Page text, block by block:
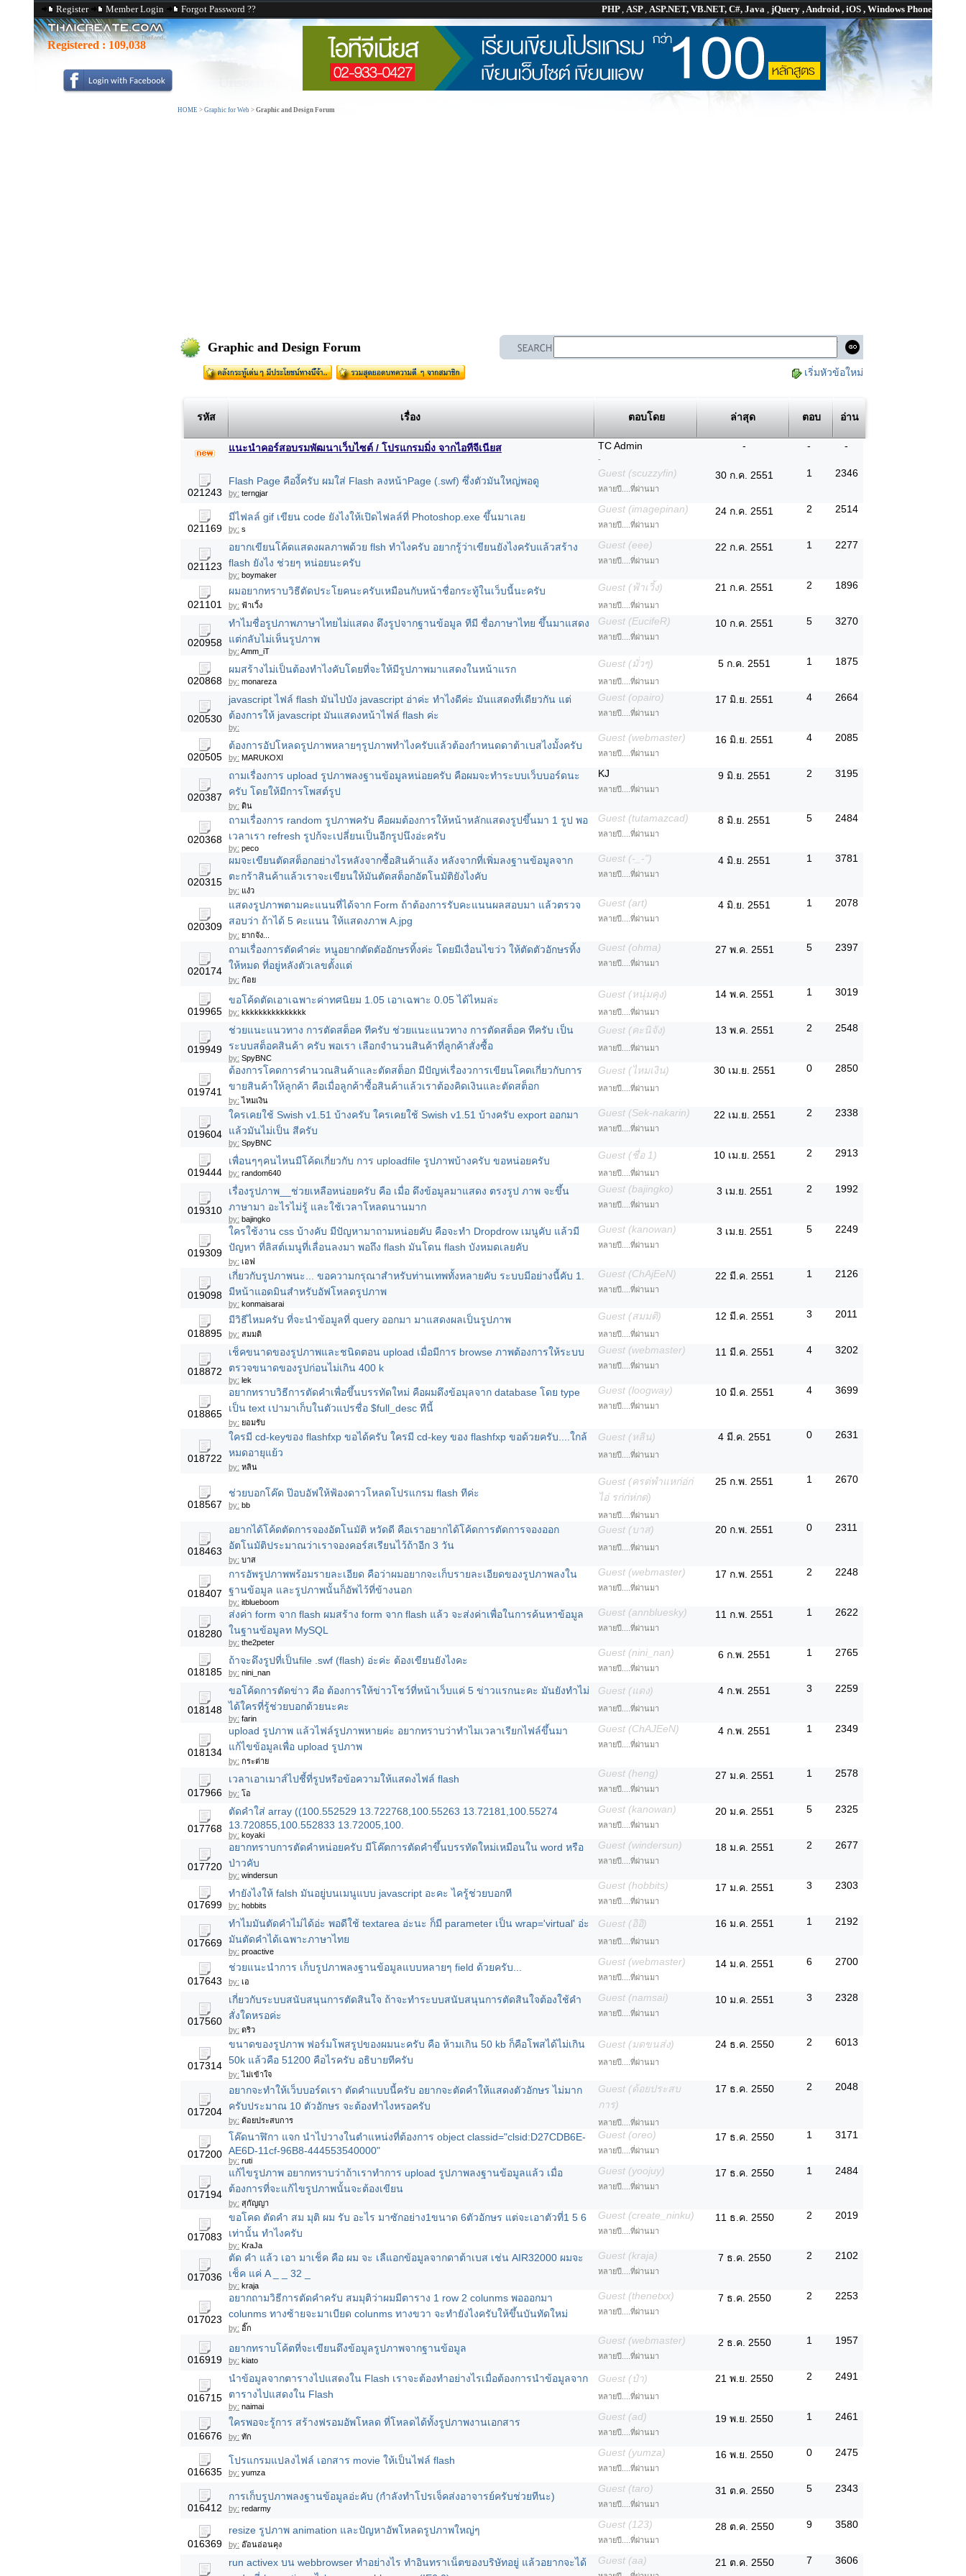
Register Member Login Forgot Password ?? PHP, ASP, ASP.NET, VB.NET, C#, Java , jQuery , Android , iOS , Windows Phone
Registered : 109,038
HOME > Graphic for Web > Graphic and Design Forum
Graphic and Design Forum
เริ่มหัวข้อใหม่
รหัส เรื่อง ตอบโดย ล่าสุด ตอบ อ่าน
แนะนำคอร์สอบรมพัฒนาเว็บไซต์ / โปรแกรมมิ่ง จากไอทีจีเนียส TC Admin
-
- - -
021243
Flash Page คืองี้ครับ ผมใส่ Flash ลงหน้าPage (.swf) ซึ่งตัวมันใหญ่พอดู
by: terngjar
Guest (scuzzyfin)
หลายปี....ที่ผ่านมา
30 ก.ค. 2551 1 2346
021169
มีไฟลล์ gif เขียน code ยังไงให้เปิดไฟลล์ที่ Photoshop.exe ขึ้นมาเลย
by: s
Guest (imagepinan)
หลายปี....ที่ผ่านมา
24 ก.ค. 2551 2 2514
021123
อยากเขียนโค้ดแสดงผลภาพด้วย flsh ทำไงครับ อยากรู้ว่าเขียนยังไงครับแล้วสร้าง
flash ยังไง ช่วยๆ หน่อยนะครับ
by: boymaker
Guest (eee)
หลายปี....ที่ผ่านมา
22 ก.ค. 2551 1 2277
021101
ผมอยากทราบวิธีตัดประโยคนะครับเหมือนกับหน้าชื่อกระทู้ในเว็บนี้นะครับ
by: ฟ้าเวิ้ง
Guest (ฟ้าเวิ้ง)
หลายปี....ที่ผ่านมา
21 ก.ค. 2551 2 1896
020958
ทำไมชื่อรูปภาพภาษาไทยไม่แสดง ดึงรูปจากฐานข้อมูล ทีมี ชื่อภาษาไทย ขึ้นมาแสดง
แต่กลับไม่เห็นรูปภาพ
by: Amm_iT
Guest (EucifeR)
หลายปี....ที่ผ่านมา
10 ก.ค. 2551 5 3270
020868
ผมสร้างไม่เป็นต้องทำไงคับโดยที่จะให้มีรูปภาพมาแสดงในหน้าแรก
by: monareza
Guest (มั่วๆ)
หลายปี....ที่ผ่านมา
5 ก.ค. 2551 1 1875
020530
javascript ไฟล์ flash มันไปบัง javascript อ่าค่ะ ทำไงดีค่ะ มันแสดงที่เดียวกัน แต่
ต้องการให้ javascript มันแสดงหน้าไฟล์ flash ค่ะ
by:
Guest (opairo)
หลายปี....ที่ผ่านมา
17 มิ.ย. 2551 4 2664
020505
ต้องการอัปโหลดรูปภาพหลายๆรูปภาพทำไงครับแล้วต้องกำหนดดาต้าเบสไงมั้งครับ
by: MARUKOXI
Guest (webmaster)
หลายปี....ที่ผ่านมา
16 มิ.ย. 2551 4 2085
020387
ถามเรื่องการ upload รูปภาพลงฐานข้อมูลหน่อยครับ คือผมจะทำระบบเว็บบอร์ดนะ
ครับ โดยให้มีการโพสต์รูป
by: ดิน
KJ
หลายปี....ที่ผ่านมา
9 มิ.ย. 2551 2 3195
020368
ถามเรื่องการ random รูปภาพครับ คือผมต้องการให้หน้าหลักแสดงรูปขึ้นมา 1 รูป พอ
เวลาเรา refresh รูปก้จะเปลี่ยนเป็นอีกรูปนึงอ่ะครับ
by: peco
Guest (tutamazcad)
หลายปี....ที่ผ่านมา
8 มิ.ย. 2551 5 2484
020315
ผมจะเขียนตัดสต็อกอย่างไรหลังจากซื้อสินค้าแล้ง หลังจากที่เพิ่มลงฐานข้อมูลจาก
ตะกร้าสินค้าแล้วเราจะเขียนให้มันตัดสต็อกอัตโนมัติยังไงคับ
by: แง๋ว
Guest (-_-")
หลายปี....ที่ผ่านมา
4 มิ.ย. 2551 1 3781
020309
แสดงรูปภาพตามคะแนนที่ได้จาก Form ถ้าต้องการรับคะแนนผลสอบมา แล้วตรวจ
สอบว่า ถ้าได้ 5 คะแนน ให้แสดงภาพ A.jpg
by: ยากจัง...
Guest (art)
หลายปี....ที่ผ่านมา
4 มิ.ย. 2551 1 2078
020174
ถามเรื่องการตัดคำค่ะ หนูอยากตัดตัออักษรทิ้งค่ะ โดยมีเงื่อนไขว่ว ให้ตัดตัวอักษรทิ้ง
ให้หมด ที่อยู่หลังตัวเลขตั้งแต่
by: ก้อย
Guest (ohma)
หลายปี....ที่ผ่านมา
27 พ.ค. 2551 5 2397
019965
ขอโค้ดตัดเอาเฉพาะค่าทศนิยม 1.05 เอาเฉพาะ 0.05 ได้ไหมล่ะ
by: kkkkkkkkkkkkkkk
Guest (หนุ่มคุง)
หลายปี....ที่ผ่านมา
14 พ.ค. 2551 1 3019
019949
ช่วยแนะแนวทาง การตัดสต็อค ทีครับ ช่วยแนะแนวทาง การตัดสต็อค ทีครับ เป็น
ระบบสต็อคสินค้า ครับ พอเรา เลือกจำนวนสินค้าที่ลูกค้าสั่งซื้อ
by: SpyBNC
Guest (คะนิจัง)
หลายปี....ที่ผ่านมา
13 พ.ค. 2551 2 2548
019741
ต้องการโคดการคำนวณสินค้าและตัดสต็อก มีปัญห่เรื่องวการเขียนโคดเกี่ยวกับการ
ขายสินค้าให้ลูกค้า คือเมื่อลูกค้าซื้อสินค้าแล้วเราต้องคิดเงินและตัดสต็อก
by: ไหมเงิน
Guest (ไหมเงิน)
หลายปี....ที่ผ่านมา
30 เม.ย. 2551 0 2850
019604
ใครเคยใช้ Swish v1.51 บ้างครับ ใครเคยใช้ Swish v1.51 บ้างครับ export ออกมา
แล้วมันไม่เป็น สีครับ
by: SpyBNC
Guest (Sek-nakarin)
หลายปี....ที่ผ่านมา
22 เม.ย. 2551 2 2338
019444
เพื่อนๆๆคนไหนมีโค้ดเกี่ยวกับ การ uploadfile รูปภาพบ้างครับ ขอหน่อยครับ
by: random640
Guest (ชื่อ 1)
หลายปี....ที่ผ่านมา
10 เม.ย. 2551 2 2913
019310
เรื่องรูปภาพ__ช่วยเหลือหน่อยครับ คือ เมื่อ ดึงข้อมูลมาแสดง ตรงรูป ภาพ จะขึ้น
ภาษามา อะไรไม่รู้ และใช้เวลาโหลดนานมาก
by: bajingko
Guest (bajingko)
หลายปี....ที่ผ่านมา
3 เม.ย. 2551 2 1992
019309
ใครใช้งาน css บ้างคับ มีปัญหามาถามหน่อยคับ คือจะทำ Dropdrow เมนูคับ แล้วมี
ปัญหา ที่ลิสต์เมนูที่เลื่อนลงมา พอถึง flash มันโดน flash บังหมดเลยคับ
by: เอฟ
Guest (kanowan)
หลายปี....ที่ผ่านมา
3 เม.ย. 2551 5 2249
019098
เกี่ยวกับรูปภาพนะ... ขอความกรุณาสำหรับท่านเทพทั้งหลายคับ ระบบมีอย่างนี้คับ 1.
มีหน้าแอดมินสำหรับอัฟโหลดรูปภาพ
by: konmaisarai
Guest (ChAjEeN)
หลายปี....ที่ผ่านมา
22 มี.ค. 2551 1 2126
018895
มีวิธีไหมครับ ที่จะนำข้อมูลที่ query ออกมา มาแสดงผลเป็นรูปภาพ
by: สมมติ
Guest (สมมติ)
หลายปี....ที่ผ่านมา
12 มี.ค. 2551 3 2011
018872
เช็คขนาดของรูปภาพและชนิดตอน upload เมื่อมีการ browse ภาพต้องการให้ระบบ
ตรวจขนาดของรูปก่อนไม่เกิน 400 k
by: lek
Guest (webmaster)
หลายปี....ที่ผ่านมา
11 มี.ค. 2551 4 3202
018865
อยากทราบวิธีการตัดคำเพื่อขึ้นบรรทัดใหม่ คือผมดึงข้อมุลจาก database โดย type
เป็น text เปามาเก็บในตัวแปรชื่อ $full_desc ทีนี้
by: ยอมรับ
Guest (loogway)
หลายปี....ที่ผ่านมา
10 มี.ค. 2551 4 3699
018722
ใครมี cd-keyของ flashfxp ขอได้ครับ ใครมี cd-key ของ flashfxp ขอด้วยครับ....ใกล้
หมดอายุแย้ว
by: หลิน
Guest (หลิน)
หลายปี....ที่ผ่านมา
4 มี.ค. 2551 0 2631
018567
ช่วยบอกโค๊ด ป๊อบอัฟให้ฟ้องดาวโหลดโปรแกรม flash ทีค่ะ
by: bb
Guest (ครด่พำแหก่อ่ก่
ไอ่ รก่ก่ห่กด่)
หลายปี....ที่ผ่านมา
25 ก.พ. 2551 1 2670
018463
อยากได้โค้ดตัดการจองอัตโนมัติ หวัดดี คือเราอยากได้โค้ดการตัดการจองออก
อัตโนมัติประมาณว่าเราจองคอร์สเรียนไว้ถ้าอีก 3 วัน
by: บาส
Guest (บาส)
หลายปี....ที่ผ่านมา
20 ก.พ. 2551 0 2311
018407
การอัพรูปภาพพร้อมรายละเอียด คือว่าผมอยากจะเก็บรายละเอียดของรูปภาพลงใน
ฐานข้อมูล และรูปภาพนั้นก็อัพไว้ที่ข้างนอก
by: itblueboom
Guest (webmaster)
หลายปี....ที่ผ่านมา
17 ก.พ. 2551 2 2248
018280
ส่งค่า form จาก flash ผมสร้าง form จาก flash แล้ว จะส่งค่าเพื่อในการค้นหาข้อมูล
ในฐานข้อมูลท MySQL
by: the2peter
Guest (annbluesky)
หลายปี....ที่ผ่านมา
11 ก.พ. 2551 1 2622
018185
ถ้าจะดึงรูปที่เป็นfile .swf (flash) อ่ะค่ะ ต้องเขียนยังไงคะ
by: nini_nan
Guest (nini_nan)
หลายปี....ที่ผ่านมา
6 ก.พ. 2551 1 2765
018148
ขอโค้ดการตัดข่าว คือ ต้องการให้ข่าวโชว์ที่หน้าเว็บแค่ 5 ข่าวแรกนะคะ มันยังทำไม่
ได้ใครที่รู้ช่วยบอกด้วยนะคะ
by: farin
Guest (แดง)
หลายปี....ที่ผ่านมา
4 ก.พ. 2551 3 2259
018134
upload รูปภาพ แล้วไฟล์รูปภาพหายค่ะ อยากทราบว่าทำไมเวลาเรียกไฟล์ขึ้นมา
แก้ไขข้อมูลเพื่อ upload รูปภาพ
by: กระต่าย
Guest (ChAJEeN)
หลายปี....ที่ผ่านมา
4 ก.พ. 2551 1 2349
017966
เวลาเอาเมาส์ไปชี้ที่รูปหรือข้อความให้แสดงไฟล์ flash
by: โอ
Guest (heng)
หลายปี....ที่ผ่านมา
27 ม.ค. 2551 1 2578
017768
ตัดคำใส่ array ((100.552529 13.722768,100.55263 13.72181,100.55274
13.720855,100.552833 13.72005,100.
by: koyaki
Guest (kanowan)
หลายปี....ที่ผ่านมา
20 ม.ค. 2551 5 2325
017720
อยากทราบการตัดคำหน่อยครับ มีโค๊ตการตัดคำขึ้นบรรทัดใหม่เหมือนใน word หรือ
ป่าวคับ
by: windersun
Guest (windersun)
หลายปี....ที่ผ่านมา
18 ม.ค. 2551 2 2677
017699
ทำยังไงให้ falsh มันอยู่บนเมนูแบบ javascript อะคะ ไครู้ช่วยบอกที
by: hobbits
Guest (hobbits)
หลายปี....ที่ผ่านมา
17 ม.ค. 2551 3 2303
017669
ทำไมมันตัดคำไม่ได้อ่ะ พอดีใช้ textarea อ่ะนะ ก็มี parameter เป็น wrap='virtual' อ่ะ
มันตัดคำได้เฉพาะภาษาไทย
by: proactive
Guest (อิอิ)
หลายปี....ที่ผ่านมา
16 ม.ค. 2551 1 2192
017643
ช่วยแนะนำการ เก็บรูปภาพลงฐานข้อมูลแบบหลายๆ field ด้วยครับ...
by: เอ
Guest (webmaster)
หลายปี....ที่ผ่านมา
14 ม.ค. 2551 6 2700
017560
เกี่ยวกับระบบสนับสนุนการตัดสินใจ ถ้าจะทำระบบสนับสนุนการตัดสินใจต้องใช้คำ
สั่งใดหรอค่ะ
by: ดริว
Guest (namsai)
หลายปี....ที่ผ่านมา
10 ม.ค. 2551 3 2328
017314
ขนาดของรูปภาพ ฟอร์มโพสรูปของผมนะครับ คือ ห้ามเกิน 50 kb ก็คือโพสได้ไม่เกิน
50k แล้วคือ 51200 คือไรครับ อธิบายทีครับ
by: ไม่เข้าใจ
Guest (มดขนส่ง)
หลายปี....ที่ผ่านมา
24 ธ.ค. 2550 2 6013
017204
อยากจะทำให้เว็บบอร์ดเรา ตัดคำแบบนี้ครับ อยากจะตัดคำให้แสดงตัวอักษร ไม่มาก
ครับประมาณ 10 ตัวอักษร จะต้องทำไงหรอครับ
by: ด้อยประสบการ
Guest (ด้อยประสบ
การ)
หลายปี....ที่ผ่านมา
17 ธ.ค. 2550 2 2048
017200
โค๊ดนาฬิกา แจก นำไปวางในตำแหน่งที่ต้องการ object classid="clsid:D27CDB6E-
AE6D-11cf-96B8-444553540000"
by: ruti
Guest (oreo)
หลายปี....ที่ผ่านมา
17 ธ.ค. 2550 1 3171
017194
แก้ไขรูปภาพ อยากทราบว่าถ้าเราทำการ upload รูปภาพลงฐานข้อมูลแล้ว เมื่อ
ต้องการที่จะแก้ไขรูปภาพนั้นจะต้องเขียน
by: สุกัญญา
Guest (yoojuy)
หลายปี....ที่ผ่านมา
17 ธ.ค. 2550 1 2484
017083
ขอโคด ตัดคำ สม มุติ ผม รับ อะไร มาซักอย่าง1ขนาด 6ตัวอักษร แต่จะเอาตัวที่1 5 6
เท่านั้น ทำไงครับ
by: KraJa
Guest (create_ninku)
หลายปี....ที่ผ่านมา
11 ธ.ค. 2550 2 2019
017036
ตัด คำ แล้ว เอา มาเช็ค คือ ผม จะ เลืแอกข้อมูลจากดาต้าเบส เช่น AIR32000 ผมจะ
เช็ค แค่ A _ _ 32 _
by: kraja
Guest (kraja)
หลายปี....ที่ผ่านมา
7 ธ.ค. 2550 2 2102
017023
อยากถามวิธีการตัดคำครับ สมมุติว่าผมมีตาราง 1 row 2 colunms พอออกมา
colunms ทางซ้ายจะมาเบียด colunms ทางขวา จะทำยังไงครับให้ขึ้นบันทัดใหม่
by: อิ๊ก
Guest (thenetxx)
หลายปี....ที่ผ่านมา
7 ธ.ค. 2550 2 2253
016919
อยากทราบโค้ตที่จะเขียนดึงข้อมูลรูปภาพจากฐานข้อมูล
by: kiato
Guest (webmaster)
หลายปี....ที่ผ่านมา
2 ธ.ค. 2550 1 1957
016715
นำข้อมูลจากตารางไปแสดงใน Flash เราจะต้องทำอย่างไรเมื่อต้องการนำข้อมูลจาก
ตารางไปแสดงใน Flash
by: naimai
Guest (ป๋า)
หลายปี....ที่ผ่านมา
21 พ.ย. 2550 2 2491
016676
ใครพอจะรู้การ สร้างฟรอมอัพโหลด ที่โหลดได้ทั้งรูปภาพงานเอกสาร
by: ทัก
Guest (ad)
หลายปี....ที่ผ่านมา
19 พ.ย. 2550 1 2461
016635
โปรแกรมแปลงไฟล์ เอกสาร movie ให้เป็นไฟล์ flash
by: yumza
Guest (yumza)
หลายปี....ที่ผ่านมา
16 พ.ย. 2550 0 2475
016412
การเก็บรูปภาพลงฐานข้อมูลอ่ะคับ (กำลังทำโปรเจ็คส่งอาจารย์ครับช่วยทีนะ)
by: redarmy
Guest (taro)
หลายปี....ที่ผ่านมา
31 ต.ค. 2550 5 2343
016369
resize รูปภาพ animation และปัญหาอัพโหลดรูปภาพใหญ่ๆ
by: อ๊อนอ่อนคุง
Guest (123)
หลายปี....ที่ผ่านมา
28 ต.ค. 2550 9 3580
run activex บน webbrowser ทำอย่างไร ทำอินทราเน็ตของบริษัทอยู่ แล้วอยากจะได้
Guest (aa) 21 ต.ค. 2550 7 3606